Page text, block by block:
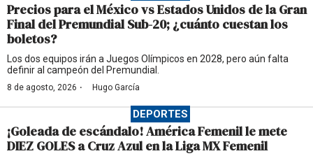
Precios para el México vs Estados Unidos de la Gran
Final del Premundial Sub-20; ¿cuánto cuestan los
boletos?
Los dos equipos irán a Juegos Olímpicos en 2028, pero aún falta
definir al campeón del Premundial.
8 de agosto, 2026 · Hugo García
DEPORTES
¡Goleada de escándalo! América Femenil le mete
DIEZ GOLES a Cruz Azul en la Liga MX Femenil